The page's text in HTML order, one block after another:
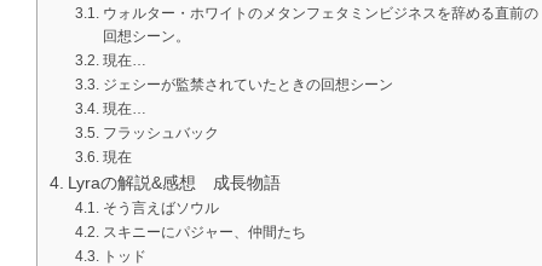
ウォルター・ホワイトのメタンフェタミンビジネスを辞める直前の
回想シーン。
現在…
ジェシーが監禁されていたときの回想シーン
現在…
フラッシュバック
現在
Lyraの解説&感想 成長物語
そう言えばソウル
スキニーにパジャー、仲間たち
トッド